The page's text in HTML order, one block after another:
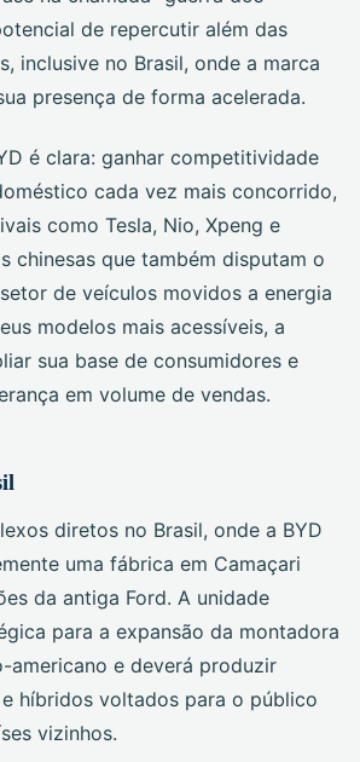
de repercutir além das
inclusive no Brasil, onde a marca
presença de forma acelerada.
é clara: ganhar competitividade
cada vez mais concorrido,
como Tesla, Nio, Xpeng e
chinesas que também disputam o
de veículos movidos a energia
modelos mais acessíveis, a
sua base de consumidores e
em volume de vendas.
diretos no Brasil, onde a BYD
uma fábrica em Camaçari
da antiga Ford. A unidade
para a expansão da montadora
americano e deverá produzir
híbridos voltados para o público
vizinhos.